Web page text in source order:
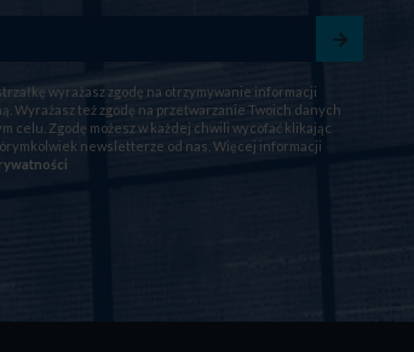
wyrażasz zgodę na otrzymywanie informacji
Wyrażasz też zgodę na przetwarzanie Twoich danych
celu. Zgodę możesz w każdej chwili wycofać klikając
newsletterze od nas. Więcej informacji